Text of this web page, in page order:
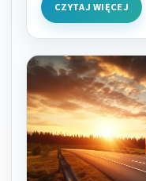
CZYTAJ WIĘCEJ